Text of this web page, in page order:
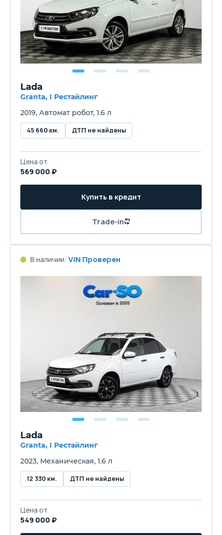
Lada
Granta, I Рестайлинг
2019, Автомат робот, 1.6 л
45 660 км. ДТП не найдены
Цена от
569 000 ₽
Купить в кредит
Trade-in
В наличии: VIN Проверен
Lada
Granta, I Рестайлинг
2023, Механическая, 1.6 л
12 330 км. ДТП не найдены
Цена от
549 000 ₽